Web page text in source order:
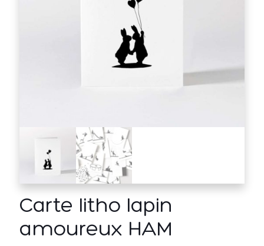
Carte litho lapin
amoureux HAM